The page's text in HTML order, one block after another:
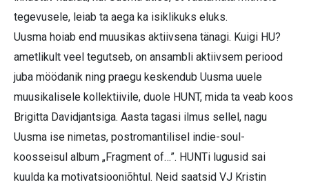
tegevusele, leiab ta aega ka isiklikuks eluks.
Uusma hoiab end muusikas aktiivsena tänagi. Kuigi HU?
ametlikult veel tegutseb, on ansambli aktiivsem periood
juba möödanik ning praegu keskendub Uusma uuele
muusikalisele kollektiivile, duole HUNT, mida ta veab koos
Brigitta Davidjantsiga. Aasta tagasi ilmus sellel, nagu
Uusma ise nimetas, postromantilisel indie-soul-
koosseisul album „Fragment of…”. HUNTi lugusid sai
kuulda ka motivatsiooniõhtul. Neid saatsid VJ Kristin